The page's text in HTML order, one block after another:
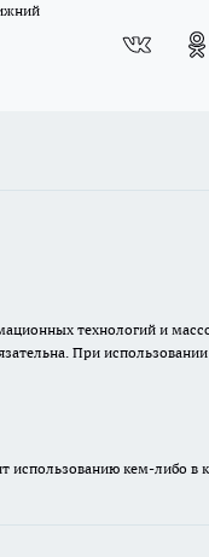
технологий и
При
использованию кем-либо